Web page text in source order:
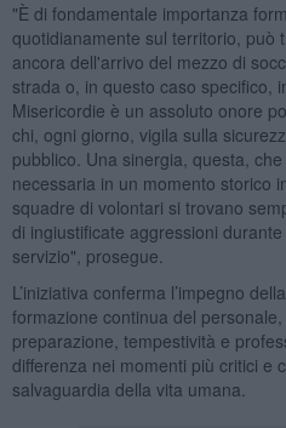
"È di fondamentale importanza
quotidianamente sul territorio, può
ancora dell'arrivo del mezzo di
strada o, in questo caso specifico,
Misericordie è un assoluto onore
chi, ogni giorno, vigila sulla
pubblico. Una sinergia, questa,
necessaria in un momento storico
squadre di volontari si trovano
di ingiustificate aggressioni
servizio", prosegue.
L’iniziativa conferma l’impegno
formazione continua del
preparazione, tempestività e
differenza nei momenti più critici e
salvaguardia della vita umana.